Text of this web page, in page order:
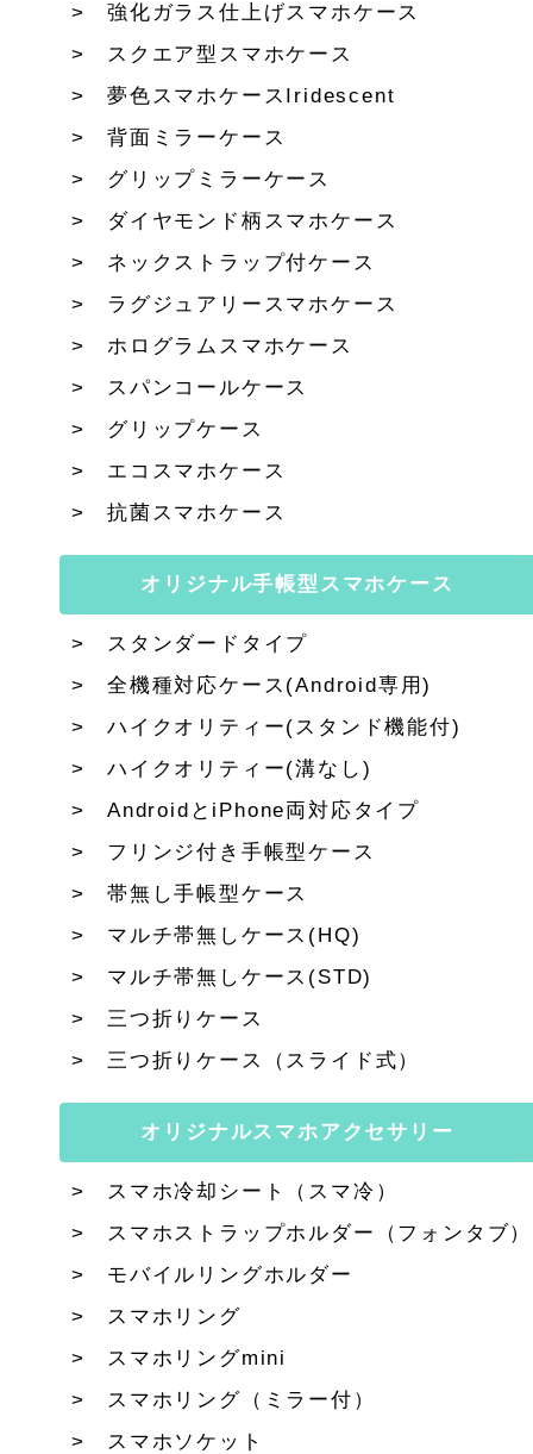
強化ガラス仕上げスマホケース
スクエア型スマホケース
夢色スマホケースIridescent
背面ミラーケース
グリップミラーケース
ダイヤモンド柄スマホケース
ネックストラップ付ケース
ラグジュアリースマホケース
ホログラムスマホケース
スパンコールケース
グリップケース
エコスマホケース
抗菌スマホケース
オリジナル手帳型スマホケース
スタンダードタイプ
全機種対応ケース(Android専用)
ハイクオリティー(スタンド機能付)
ハイクオリティー(溝なし)
AndroidとiPhone両対応タイプ
フリンジ付き手帳型ケース
帯無し手帳型ケース
マルチ帯無しケース(HQ)
マルチ帯無しケース(STD)
三つ折りケース
三つ折りケース（スライド式）
オリジナルスマホアクセサリー
スマホ冷却シート（スマ冷）
スマホストラップホルダー（フォンタブ）
モバイルリングホルダー
スマホリング
スマホリングmini
スマホリング（ミラー付）
スマホソケット